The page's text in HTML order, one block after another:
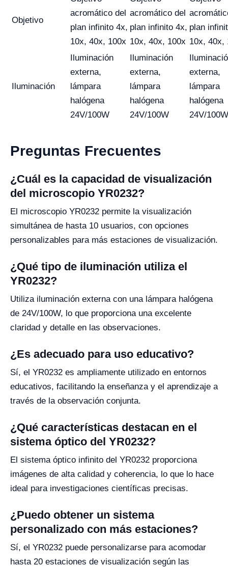
Objetivo
acromático del
plan infinito 4x,
10x, 40x, 100x
acromático del
plan infinito 4x,
10x, 40x, 100x
plan
10x, 40x,
Iluminación
Iluminación
externa,
lámpara
halógena
24V/100W
Iluminación
externa,
lámpara
halógena
24V/100W
externa,
lámpara
halógena
24V/100W
Preguntas Frecuentes
¿Cuál es la capacidad de visualización
del microscopio YR0232?
El microscopio YR0232 permite la visualización
simultánea de hasta 10 usuarios, con opciones
personalizables para más estaciones de visualización.
¿Qué tipo de iluminación utiliza el
YR0232?
Utiliza iluminación externa con una lámpara halógena
de 24V/100W, lo que proporciona una excelente
claridad y detalle en las observaciones.
¿Es adecuado para uso educativo?
Sí, el YR0232 es ampliamente utilizado en entornos
educativos, facilitando la enseñanza y el aprendizaje a
través de la observación conjunta.
¿Qué características destacan en el
sistema óptico del YR0232?
El sistema óptico infinito del YR0232 proporciona
imágenes de alta calidad y coherencia, lo que lo hace
ideal para investigaciones científicas precisas.
¿Puedo obtener un sistema
personalizado con más estaciones?
Sí, el YR0232 puede personalizarse para acomodar
hasta 20 estaciones de visualización según las